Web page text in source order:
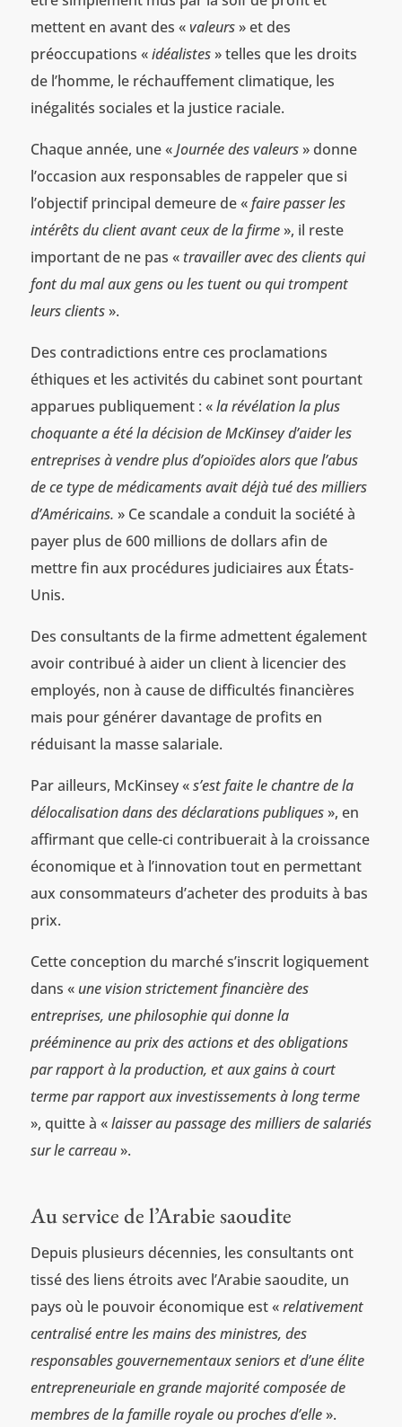
mettent en avant des «valeurs» et des
préoccupations «idéalistes» telles que les droits
de l’homme, le réchauffement climatique, les
inégalités sociales et la justice raciale.
Chaque année, une «Journée des valeurs» donne
l’occasion aux responsables de rappeler que si
l’objectif principal demeure de «faire passer les
intérêts du client avant ceux de la firme», il reste
important de ne pas « travailler avec des clients qui
font du mal aux gens ou les tuent ou qui trompent
leurs clients».
Des contradictions entre ces proclamations
éthiques et les activités du cabinet sont pourtant
apparues publiquement : «la révélation la plus
choquante a été la décision de McKinsey d’aider les
entreprises à vendre plus d’opioïdes alors que l’abus
de ce type de médicaments avait déjà tué des milliers
d’Américains. » Ce scandale a conduit la société à
payer plus de 600 millions de dollars afin de
mettre fin aux procédures judiciaires aux États-
Unis.
Des consultants de la firme admettent également
avoir contribué à aider un client à licencier des
employés, non à cause de difficultés financières
mais pour générer davantage de profits en
réduisant la masse salariale.
Par ailleurs, McKinsey «s’est faite le chantre de la
délocalisation dans des déclarations publiques», en
affirmant que celle-ci contribuerait à la croissance
économique et à l’innovation tout en permettant
aux consommateurs d’acheter des produits à bas
prix.
Cette conception du marché s’inscrit logiquement
dans « une vision strictement financière des
entreprises, une philosophie qui donne la
prééminence au prix des actions et des obligations
par rapport à la production, et aux gains à court
terme par rapport aux investissements à long terme
», quitte à «laisser au passage des milliers de salariés
sur le carreau».
Au service de l’Arabie saoudite
Depuis plusieurs décennies, les consultants ont
tissé des liens étroits avec l’Arabie saoudite, un
pays où le pouvoir économique est «relativement
centralisé entre les mains des ministres, des
responsables gouvernementaux seniors et d’une élite
entrepreneuriale en grande majorité composée de
membres de la famille royale ou proches d’elle».